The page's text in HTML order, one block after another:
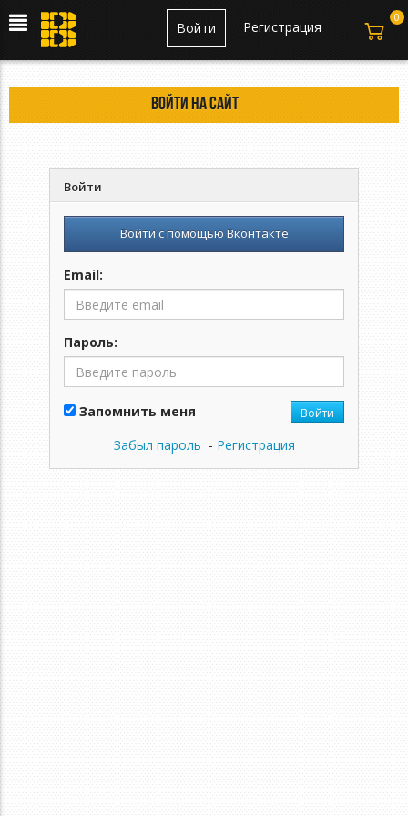
Регистрация
Войти
Войти на сайт
Войти
Войти с помощью Вконтакте
Email:
Пароль:
Запомнить меня Войти
Забыл пароль - Регистрация
0